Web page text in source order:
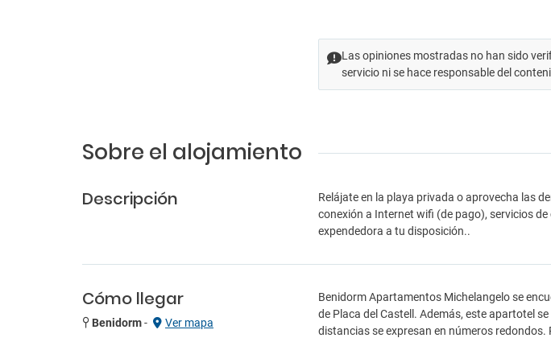
Las opiniones mostradas no han sido
servicio ni se hace responsable del
Sobre el alojamiento
Descripción
Relájate en la playa privada o aprovecha las
conexión a Internet wifi (de pago), servicios
expendedora a tu disposición..
Cómo llegar
Benidorm- Ver mapa
Benidorm Apartamentos Michelangelo se
de Placa del Castell. Además, este apartotel
distancias se expresan en números